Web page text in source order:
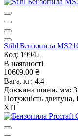
Stihl Бензопила
Код: 19942
В наявності
10609.00 ₴
Вага, кг: 4.4
Довжина шини, мм:
Потужність двигуна,
ХІТ